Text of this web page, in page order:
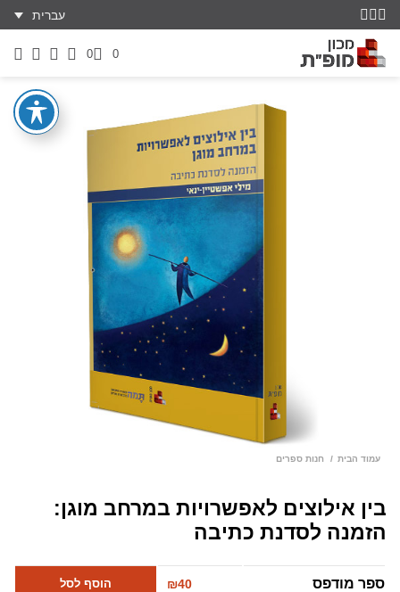
עברית
0
0
עמוד הבית חנות ספרים
בין אילוצים לאפשרויות במרחב מוגן:
הזמנה לסדנת כתיבה
ספר מודפס ₪40 הוסף לסל